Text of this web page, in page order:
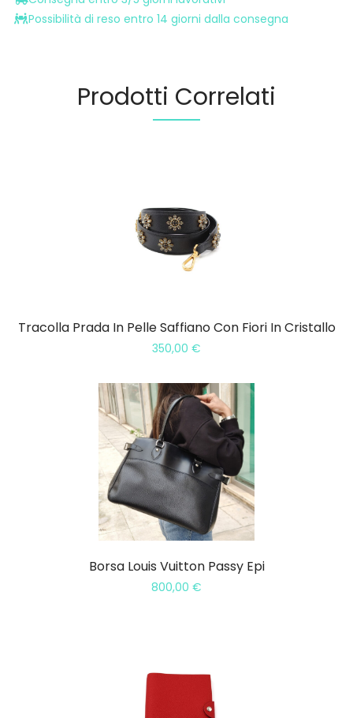
Possibilità di reso entro 14 giorni dalla consegna
Prodotti Correlati
Tracolla Prada In Pelle Saffiano Con Fiori In Cristallo
350,00 €
Borsa Louis Vuitton Passy Epi
800,00 €